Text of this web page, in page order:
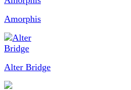
Amorphis
Alter Bridge